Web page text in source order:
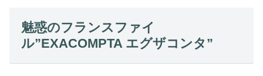
魅惑のフランスファイ
ル”EXACOMPTA エグザコンタ”